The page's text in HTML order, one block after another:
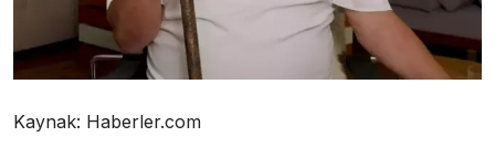
Kaynak: Haberler.com